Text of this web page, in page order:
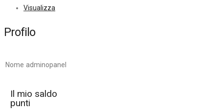
Visualizza
Profilo
Nome adminopanel
Il mio saldo
punti